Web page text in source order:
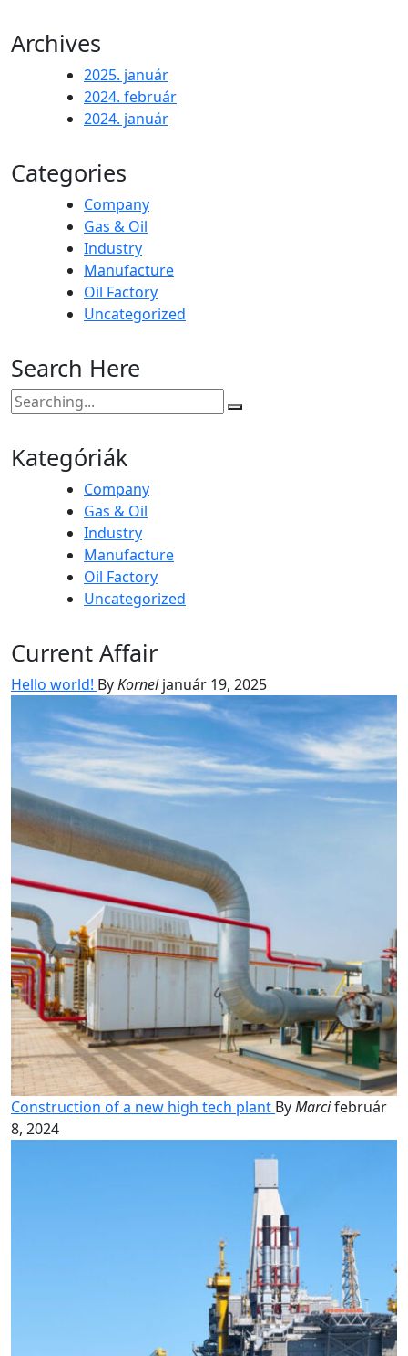
Archives
2025. január
2024. február
2024. január
Categories
Company
Gas & Oil
Industry
Manufacture
Oil Factory
Uncategorized
Search Here
Search
for:
Kategóriák
Company
Gas & Oil
Industry
Manufacture
Oil Factory
Uncategorized
Current Affair
Hello world! ByKorneljanuár 19, 2025
Construction of a new high tech plant ByMarcifebruár
8, 2024